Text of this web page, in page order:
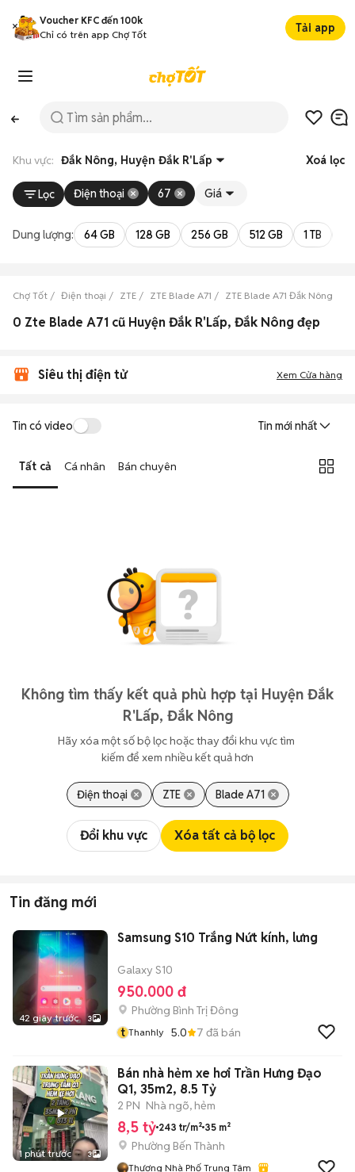
Voucher KFC đến 100k
Chỉ có trên app Chợ Tốt
Tải app
Khu vực: Đắk Nông, Huyện Đắk R'Lấp Xoá lọc
Lọc Điện thoại 67 Giá
Dung lượng: 64 GB 128 GB 256 GB 512 GB 1 TB
Chợ Tốt Điện thoại ZTE ZTE Blade A71 ZTE Blade A71 Đắk Nông
0 Zte Blade A71 cũ Huyện Đắk R'Lấp, Đắk Nông đẹp
Siêu thị điện tử Xem Cửa hàng
Tin có video Tin mới nhất
Tất cả Cá nhân Bán chuyên
Không tìm thấy kết quả phù hợp tại Huyện Đắk
R'Lấp, Đắk Nông
Hãy xóa một số bộ lọc hoặc thay đổi khu vực tìm
kiếm để xem nhiều kết quả hơn
Điện thoại ZTE Blade A71
Đổi khu vực Xóa tất cả bộ lọc
Tin đăng mới
42 giây trước 3
Samsung S10 Trắng Nứt kính, lưng
Galaxy S10
950.000 đ
Phường Bình Trị Đông
t Thanhly 5.0 7 đã bán
1 phút trước 3
Bán nhà hẻm xe hơi Trần Hưng Đạo
Q1, 35m2, 8.5 Tỷ
2 PN Nhà ngõ, hẻm
8,5 tỷ 243 tr/m² 35 m²
Phường Bến Thành
Thương Nhà Phố Trung Tâm